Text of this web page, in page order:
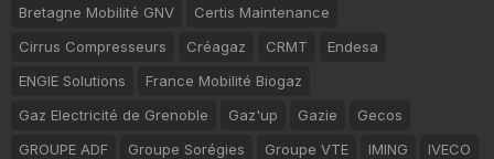
Bretagne Mobilité GNV
Certis Maintenance
Cirrus Compresseurs
Créagaz CRMT
Endesa
ENGIE Solutions
France Mobilité Biogaz
Gaz Electricité de Grenoble
Gaz'up Gazie
Gecos
GROUPE ADF
Groupe Sorégies Groupe VTE IMING
IVECO